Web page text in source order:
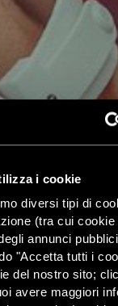
i cookie
diversi tipi di
(tra cui
annunci
"Accetta tutti i
del nostro sito;
avere maggiori